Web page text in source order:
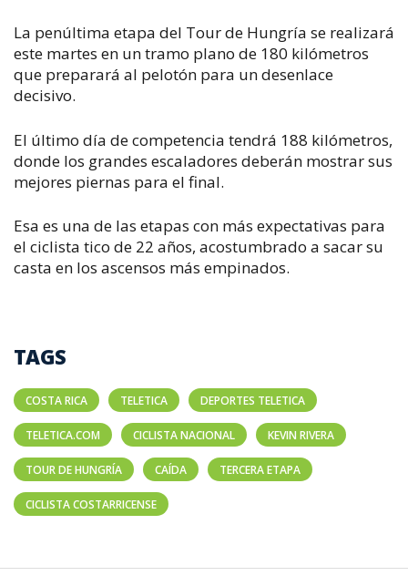
La penúltima etapa del Tour de Hungría se realizará
este martes en un tramo plano de 180 kilómetros
que preparará al pelotón para un desenlace
decisivo.
El último día de competencia tendrá 188 kilómetros,
donde los grandes escaladores deberán mostrar sus
mejores piernas para el final.
Esa es una de las etapas con más expectativas para
el ciclista tico de 22 años, acostumbrado a sacar su
casta en los ascensos más empinados.
TAGS
COSTA RICA TELETICA DEPORTES TELETICA
TELETICA.COM CICLISTA NACIONAL KEVIN RIVERA
TOUR DE HUNGRÍA CAÍDA TERCERA ETAPA
CICLISTA COSTARRICENSE